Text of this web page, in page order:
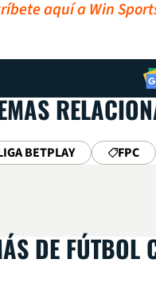
aquí a Win
BETPLAY FPC
DE FÚTBOL